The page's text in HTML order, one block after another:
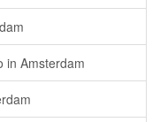
in Amsterdam